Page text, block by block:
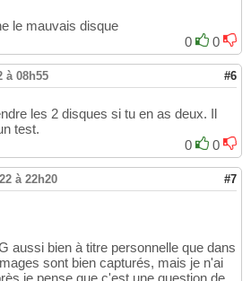
le mauvais disque
0
0
à 08h55 #6
les 2 disques si tu en as deux. Il
test.
0
0
à 22h20 #7
aussi bien à titre personnelle que dans
sont bien capturés, mais je n'ai